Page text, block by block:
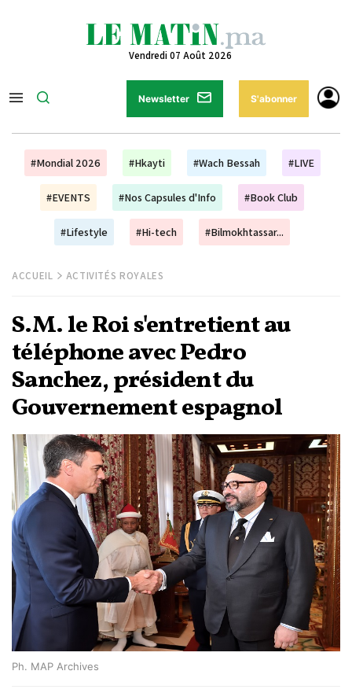
Vendredi 07 Août 2026
Newsletter S'abonner
#Mondial 2026 #Hkayti #Wach Bessah #LIVE
#EVENTS #Nos Capsules d'Info #Book Club
#Lifestyle #Hi-tech #Bilmokhtassar...
ACCUEIL ACTIVITÉS ROYALES
S.M. le Roi s'entretient au
téléphone avec Pedro
Sanchez, président du
Gouvernement espagnol
Ph. MAP Archives